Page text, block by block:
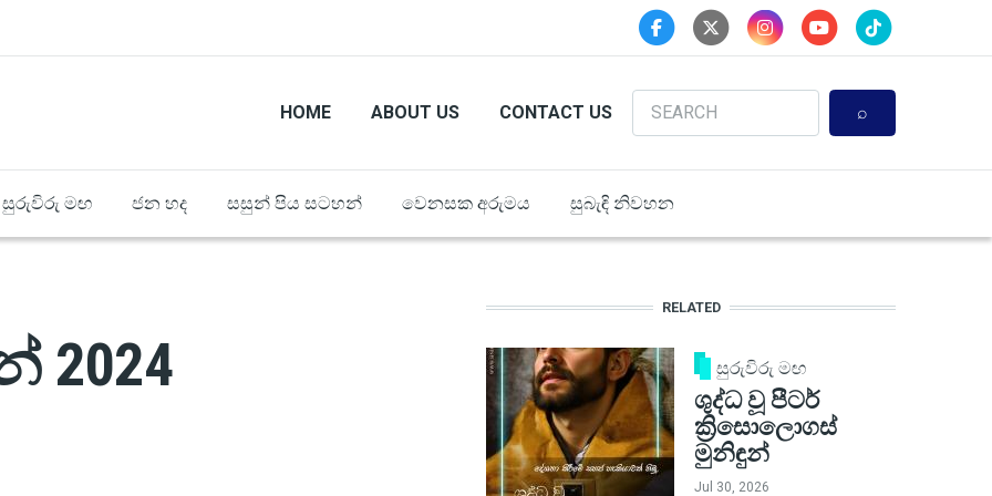
HOME ABOUT US CONTACT US
Search
සුරුවිරු මඟ ජන හද සසුන් පිය සටහන් වෙනසක අරුමය සුබැඳි නිවහන
RELATED
සුරුවිරු මඟ
ශුද්ධ වූ පීටර්
ක්‍රිසොලොගස්
මුනිඳුන්
Jul 30, 2026